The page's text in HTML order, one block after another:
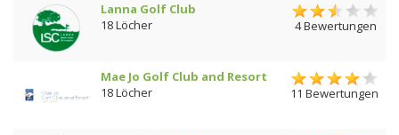
Lanna Golf Club
18 Löcher
4 Bewertungen
Mae Jo Golf Club and Resort
18 Löcher
11 Bewertungen